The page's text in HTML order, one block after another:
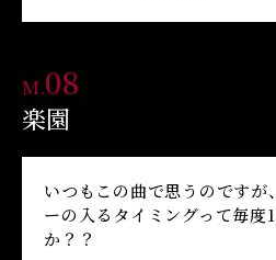
M.08
楽園
いつもこの曲で思うのです
ーの入るタイミングって毎度
か？？